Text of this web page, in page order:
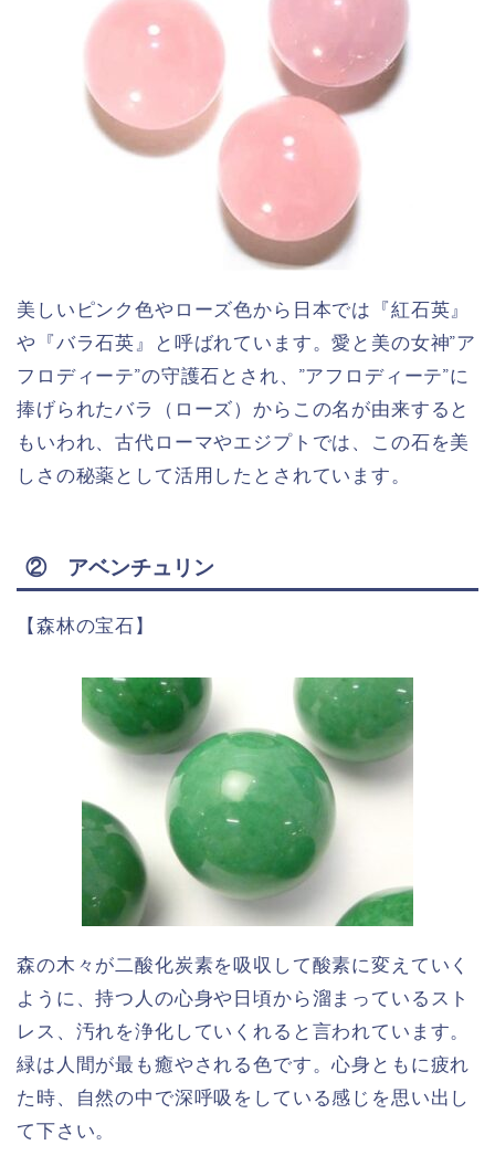
美しいピンク色やローズ色から日本では『紅石英』
や『バラ石英』と呼ばれています。愛と美の女神”ア
フロディーテ”の守護石とされ、”アフロディーテ”に
捧げられたバラ（ローズ）からこの名が由来すると
もいわれ、古代ローマやエジプトでは、この石を美
しさの秘薬として活用したとされています。
② アベンチュリン
【森林の宝石】
森の木々が二酸化炭素を吸収して酸素に変えていく
ように、持つ人の心身や日頃から溜まっているスト
レス、汚れを浄化していくれると言われています。
緑は人間が最も癒やされる色です。心身ともに疲れ
た時、自然の中で深呼吸をしている感じを思い出し
て下さい。